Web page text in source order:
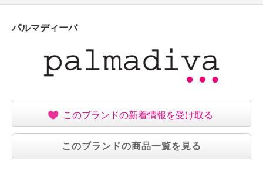
パルマディーバ
このブランドの新着情報を受け取る
このブランドの商品一覧を見る